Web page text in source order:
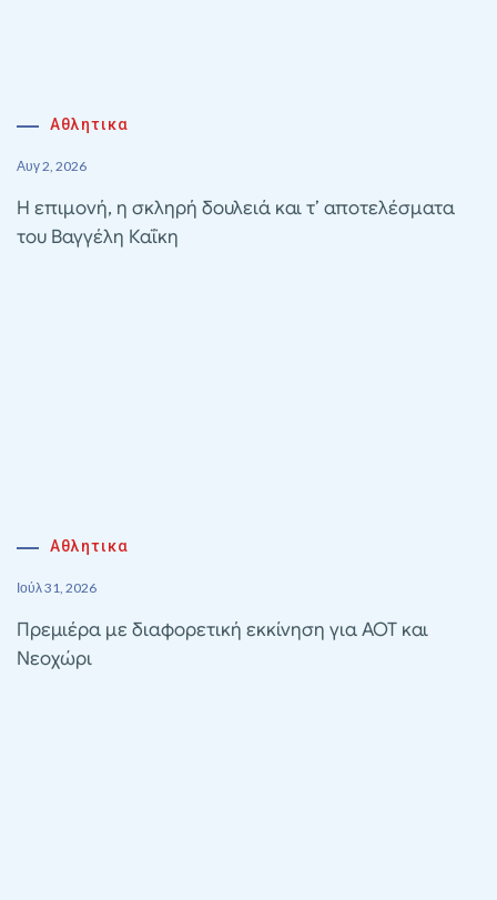
Αθλητικα
Αυγ 2, 2026
Η επιμονή, η σκληρή δουλειά και τ’ αποτελέσματα
του Βαγγέλη Καΐκη
Αθλητικα
Ιούλ 31, 2026
Πρεμιέρα με διαφορετική εκκίνηση για ΑΟΤ και
Νεοχώρι